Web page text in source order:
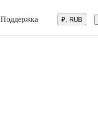
Поддержка ₽, RUB